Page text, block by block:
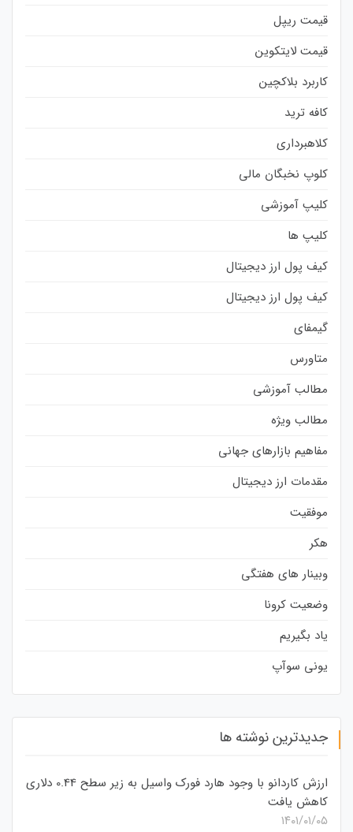
قیمت ریپل
قیمت لایتکوین
کاربرد بلاکچین
کافه ترید
کلاهبرداری
کلوپ نخبگان مالی
کلیپ آموزشی
کلیپ ها
کیف پول ارز دیجیتال
کیف پول ارز دیجیتال
گیمفای
متاورس
مطالب آموزشی
مطالب ویژه
مفاهیم بازارهای جهانی
مقدمات ارز دیجیتال
موفقیت
هکر
وبینار های هفتگی
وضعیت کرونا
یاد بگیریم
یونی سوآپ
جدیدترین نوشته ها
ارزش کاردانو با وجود هارد فورک واسیل به زیر سطح 0.44 دلاری
کاهش یافت
۱۴۰۱/۰۱/۰۵